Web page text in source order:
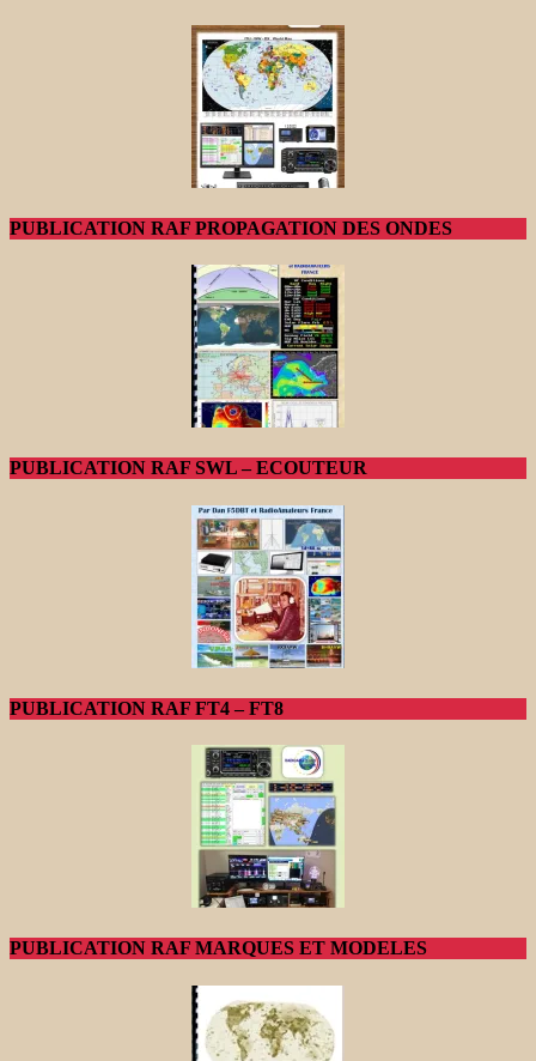
PUBLICATION RAF PROPAGATION DES ONDES
PUBLICATION RAF SWL – ECOUTEUR
PUBLICATION RAF FT4 – FT8
PUBLICATION RAF MARQUES ET MODELES